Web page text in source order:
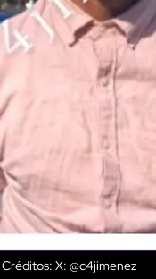
Créditos: X: @c4jimenez